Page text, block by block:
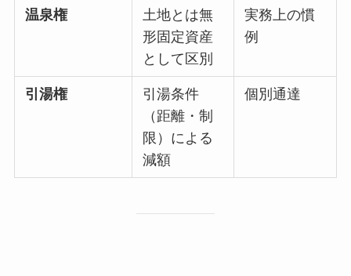
温泉権
土地とは無
形固定資産
として区別
実務上の慣
例
引湯権
引湯条件
（距離・制
限）による
減額
個別通達